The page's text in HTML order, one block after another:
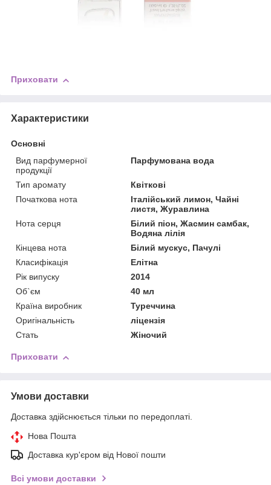
Приховати
Характеристики
Основні
Вид парфумерної
продукції
Парфумована вода
Тип аромату
Квіткові
Початкова нота
Італійський лимон, Чайні
листя, Журавлина
Нота серця
Білий піон, Жасмин самбак,
Водяна лілія
Кінцева нота
Білий мускус, Пачулі
Класифікація
Елітна
Рік випуску
2014
Об`єм
40 мл
Країна виробник
Туреччина
Оригінальність
ліцензія
Стать
Жіночий
Приховати
Умови доставки
Доставка здійснюється тільки по передоплаті.
Нова Пошта
Доставка кур'єром від Нової пошти
Всі умови доставки